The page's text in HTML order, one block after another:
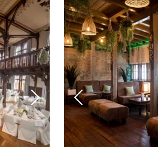
Nächstes BildVorheriges Bild